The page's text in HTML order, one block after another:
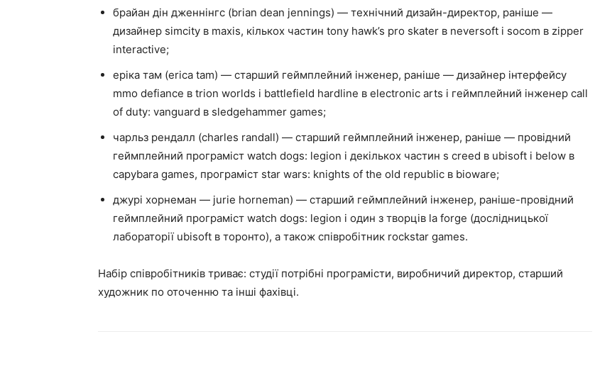
брайан дін дженнінгс (brian dean jennings) — технічний дизайн-директор, раніше —
дизайнер simcity в maxis, кількох частин tony hawk’s pro skater в neversoft і socom в zipper
interactive;
еріка там (erica tam) — старший геймплейний інженер, раніше — дизайнер інтерфейсу
mmo defiance в trion worlds і battlefield hardline в electronic arts і геймплейний інженер call
of duty: vanguard в sledgehammer games;
чарльз рендалл (charles randall) — старший геймплейний інженер, раніше — провідний
геймплейний програміст watch dogs: legion і декількох частин s creed в ubisoft і below в
capybara games, програміст star wars: knights of the old republic в bioware;
джурі хорнеман — jurie horneman) — старший геймплейний інженер, раніше-провідний
геймплейний програміст watch dogs: legion і один з творців la forge (дослідницької
лабораторії ubisoft в торонто), а також співробітник rockstar games.
Набір співробітників триває: студії потрібні програмісти, виробничий директор, старший
художник по оточенню та інші фахівці.